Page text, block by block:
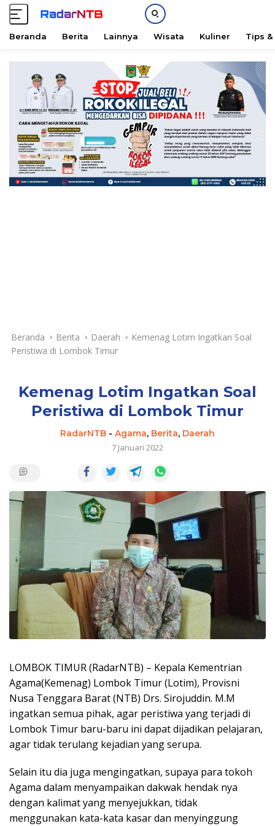
Beranda Berita Lainnya Wisata Kuliner Tips &
Beranda Berita Daerah
Kemenag Lotim Ingatkan Soal
Peristiwa di Lombok Timur
Kemenag Lotim Ingatkan Soal
Peristiwa di Lombok Timur
RadarNTB - Agama, Berita, Daerah
7 Januari 2022
LOMBOK TIMUR (RadarNTB) – Kepala Kementrian
Agama(Kemenag) Lombok Timur (Lotim), Provisni
Nusa Tenggara Barat (NTB) Drs. Sirojuddin. M.M
ingatkan semua pihak, agar peristiwa yang terjadi di
Lombok Timur baru-baru ini dapat dijadikan pelajaran,
agar tidak terulang kejadian yang serupa.
Selain itu dia juga mengingatkan, supaya para tokoh
Agama dalam menyampaikan dakwak hendak nya
dengan kalimat yang menyejukkan, tidak
menggunakan kata-kata kasar dan menyinggung